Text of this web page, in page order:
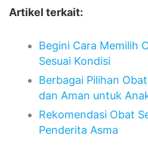
Artikel terkait:
Begini Cara Memilih
Sesuai Kondisi
Berbagai Pilihan
dan Aman untuk
Rekomendasi Obat
Penderita Asma